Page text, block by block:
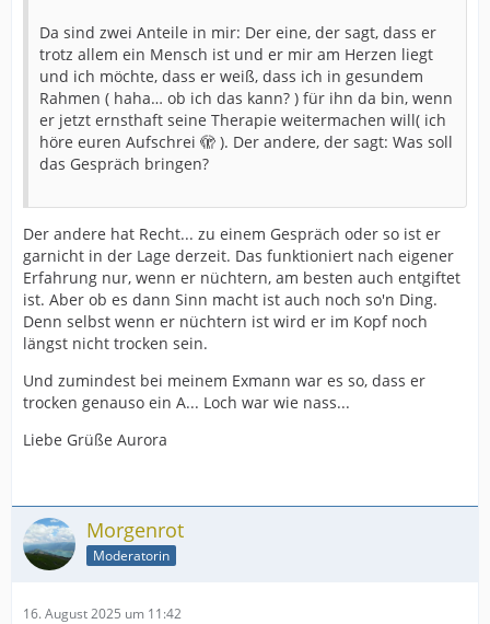
Da sind zwei Anteile in mir: Der eine, der sagt, dass er
trotz allem ein Mensch ist und er mir am Herzen liegt
und ich möchte, dass er weiß, dass ich in gesundem
Rahmen ( haha… ob ich das kann? ) für ihn da bin, wenn
er jetzt ernsthaft seine Therapie weitermachen will( ich
höre euren Aufschrei 🫣 ). Der andere, der sagt: Was soll
das Gespräch bringen?
Der andere hat Recht... zu einem Gespräch oder so ist er
garnicht in der Lage derzeit. Das funktioniert nach eigener
Erfahrung nur, wenn er nüchtern, am besten auch entgiftet
ist. Aber ob es dann Sinn macht ist auch noch so'n Ding.
Denn selbst wenn er nüchtern ist wird er im Kopf noch
längst nicht trocken sein.
Und zumindest bei meinem Exmann war es so, dass er
trocken genauso ein A... Loch war wie nass...
Liebe Grüße Aurora
Morgenrot
Moderatorin
16. August 2025 um 11:42